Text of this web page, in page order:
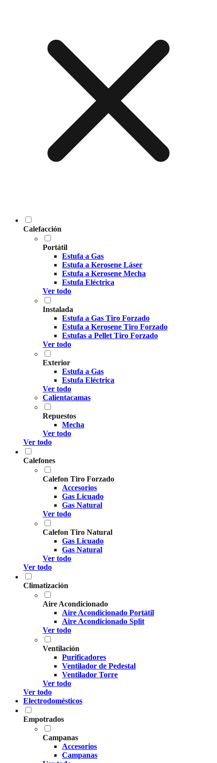
Calefacción
Portátil
Estufa a Gas
Estufa a Kerosene Láser
Estufa a Kerosene Mecha
Estufa Eléctrica
Ver todo
Instalada
Estufa a Gas Tiro Forzado
Estufa a Kerosene Tiro Forzado
Estufas a Pellet Tiro Forzado
Ver todo
Exterior
Estufa a Gas
Estufa Eléctrica
Ver todo
Calientacamas
Repuestos
Mecha
Ver todo
Ver todo
Calefones
Calefon Tiro Forzado
Accesorios
Gas Licuado
Gas Natural
Ver todo
Calefon Tiro Natural
Gas Licuado
Gas Natural
Ver todo
Ver todo
Climatización
Aire Acondicionado
Aire Acondicionado Portátil
Aire Acondicionado Split
Ver todo
Ventilación
Purificadores
Ventilador de Pedestal
Ventilador Torre
Ver todo
Ver todo
Electrodomésticos
Empotrados
Campanas
Accesorios
Campanas